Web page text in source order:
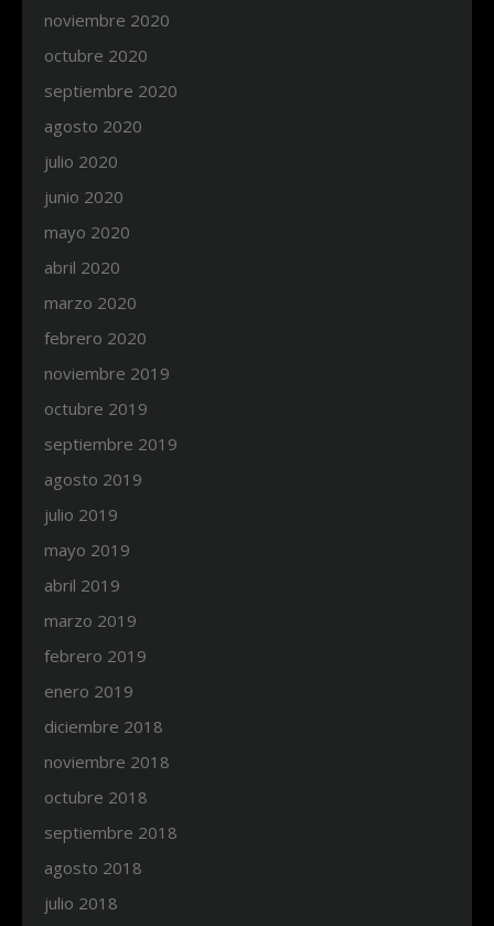
noviembre 2020
octubre 2020
septiembre 2020
agosto 2020
julio 2020
junio 2020
mayo 2020
abril 2020
marzo 2020
febrero 2020
noviembre 2019
octubre 2019
septiembre 2019
agosto 2019
julio 2019
mayo 2019
abril 2019
marzo 2019
febrero 2019
enero 2019
diciembre 2018
noviembre 2018
octubre 2018
septiembre 2018
agosto 2018
julio 2018